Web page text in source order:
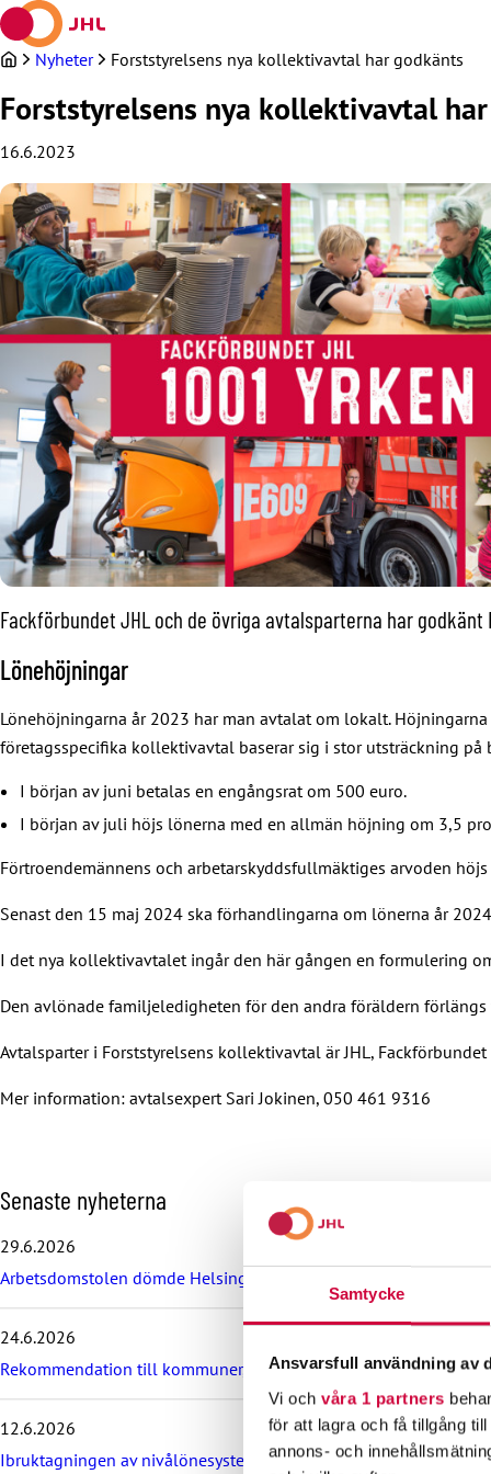
Samtycke
Ansvarsfull användning av
Vi och våra 1 partners
för att lagra och få tillgång
annons- och
Hoppa
till
innehållet
Nyheter Forststyrelsens nya kollektivavtal har godkänts
Forststyrelsens nya kollektivavtal
16.6.2023
Fackförbundet JHL och de övriga avtalsparterna har
Lönehöjningar
Lönehöjningarna år 2023 har man avtalat om lokalt.
företagsspecifika kollektivavtal baserar sig i stor utsträckning
I början av juni betalas en engångsrat om 500 euro.
I början av juli höjs lönerna med en allmän höjning om 3,5
Förtroendemännens och arbetarskyddsfullmäktiges arvoden
Senast den 15 maj 2024 ska förhandlingarna om lönerna år
I det nya kollektivavtalet ingår den här gången en formulering
Den avlönade familjeledigheten för den andra föräldern
Avtalsparter i Forststyrelsens kollektivavtal är JHL,
Mer information: avtalsexpert Sari Jokinen, 050 461 9316
H
o
p
p
a
e
r
s
e
Senaste nyheterna
29.6.2026
Arbetsdomstolen dömde Helsingfors stad till böter på grund av
24.6.2026
Rekommendation till kommuner, välfärdsområden och KT:s
12.6.2026
Ibruktagningen av nivålönesystemet i VÄLKA bilaga 7 skjuts upp